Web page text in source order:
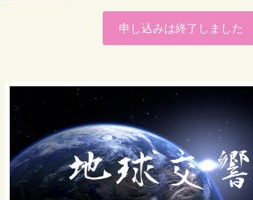
申し込みは終了しました